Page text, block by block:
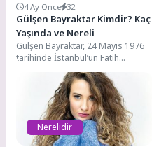
4 Ay Önce 32
Gülşen Bayraktar Kimdir? Kaç
Yaşında ve Nereli
Gülşen Bayraktar, 24 Mayıs 1976
tarihinde İstanbul’un Fatih
ilçesinde dünyaya gelmiştir.
Annesinin adı Nimet, babasının...
Nerelidir